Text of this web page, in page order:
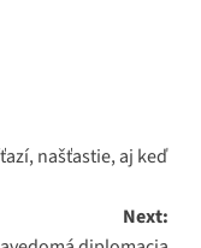
našťastie, aj keď
Next: